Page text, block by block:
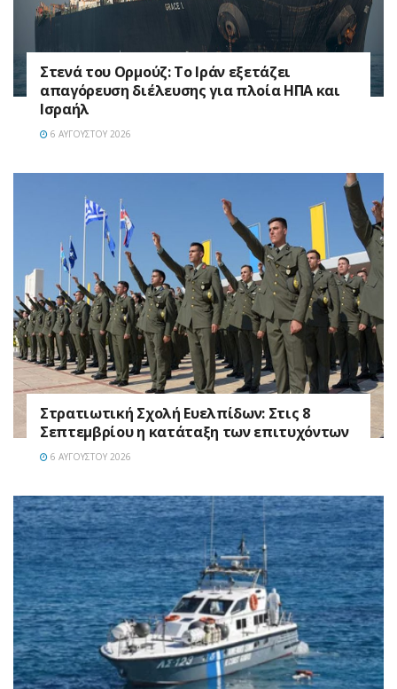
Στενά του Ορμούζ: Το Ιράν εξετάζει
απαγόρευση διέλευσης για πλοία ΗΠΑ και
Ισραήλ
6 ΑΥΓΟΎΣΤΟΥ 2026
Στρατιωτική Σχολή Ευελπίδων: Στις 8
Σεπτεμβρίου η κατάταξη των επιτυχόντων
6 ΑΥΓΟΎΣΤΟΥ 2026